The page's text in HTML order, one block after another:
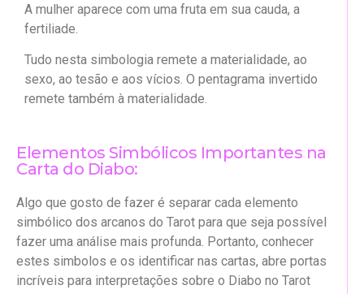
A mulher aparece com uma fruta em sua cauda, a
fertiliade.
Tudo nesta simbologia remete a materialidade, ao
sexo, ao tesão e aos vícios. O pentagrama invertido
remete também à materialidade.
Elementos Simbólicos Importantes na
Carta do Diabo:
Algo que gosto de fazer é separar cada elemento
simbólico dos arcanos do Tarot para que seja possível
fazer uma análise mais profunda. Portanto, conhecer
estes simbolos e os identificar nas cartas, abre portas
incríveis para interpretações sobre o Diabo no Tarot